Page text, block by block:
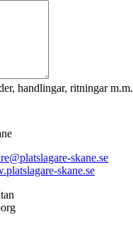
handlingar, ritningar m.m.
skane.se
skane.se